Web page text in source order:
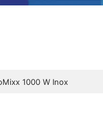
1000 W Inox